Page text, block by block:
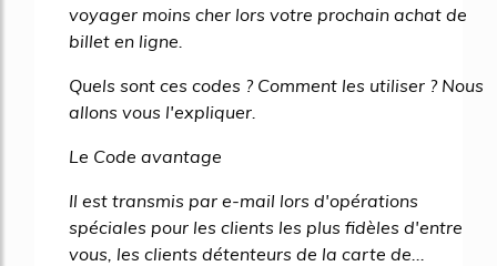
voyager moins cher lors votre prochain achat de
billet en ligne.
Quels sont ces codes ? Comment les utiliser ? Nous
allons vous l'expliquer.
Le Code avantage
Il est transmis par e-mail lors d'opérations
spéciales pour les clients les plus fidèles d'entre
vous, les clients détenteurs de la carte de...